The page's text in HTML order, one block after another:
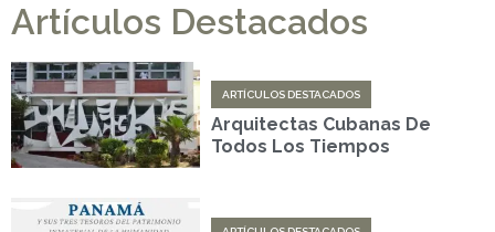
Artículos Destacados
ARTÍCULOS DESTACADOS
Arquitectas Cubanas De
Todos Los Tiempos